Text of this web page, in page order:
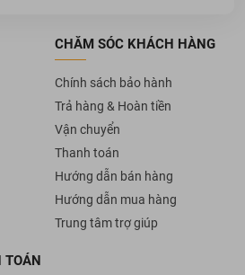
H.P.A Hydrapeel Ampoule
Filtrate và Bamboo PT CELL
thay đổi theo từng lô hàng của nhà sản
xác ở thời điểm sản xuất, khách hàng
không có bất kỳ một sản phẩm nào có
100% mọi làn da. Vậy nên, cần phải
CHĂM SÓC KHÁCH HÀNG
Chính sách bảo hành
Trả hàng & Hoàn tiền
Vận chuyển
Thanh toán
Hướng dẫn bán hàng
Hướng dẫn mua hàng
Trung tâm trợ giúp
TOÁN